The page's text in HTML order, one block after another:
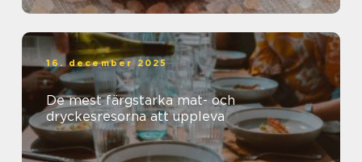
16. december 2025
De mest färgstarka mat- och
dryckesresorna att uppleva